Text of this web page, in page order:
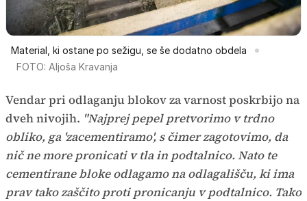
Material, ki ostane po sežigu, se še dodatno obdela
FOTO: Aljoša Kravanja
Vendar pri odlaganju blokov za varnost poskrbijo na
dveh nivojih. "Najprej pepel pretvorimo v trdno
obliko, ga 'zacementiramo', s čimer zagotovimo, da
nič ne more pronicati v tla in podtalnico. Nato te
cementirane bloke odlagamo na odlagališču, ki ima
prav tako zaščito proti pronicanju v podtalnico. Tako